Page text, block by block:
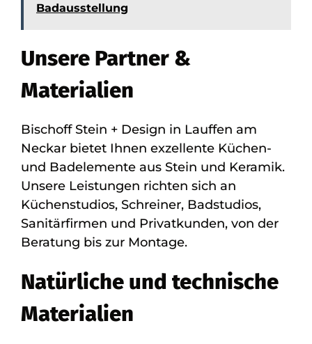
Badausstellung
Unsere Partner &
Materialien
Bischoff Stein + Design in Lauffen am
Neckar bietet Ihnen exzellente Küchen-
und Badelemente aus Stein und Keramik.
Unsere Leistungen richten sich an
Küchenstudios, Schreiner, Badstudios,
Sanitärfirmen und Privatkunden, von der
Beratung bis zur Montage.
Natürliche und technische
Materialien